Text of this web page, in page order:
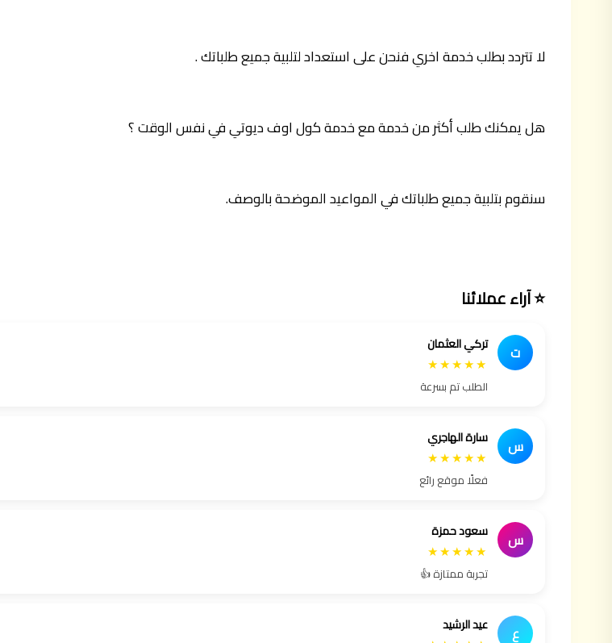
لا تتردد بطلب خدمة اخري فنحن على استعداد لتلبية جميع طلباتك .
هل يمكنك طلب أكثر من خدمة مع خدمة كول اوف ديوتي في نفس الوقت ؟
سنقوم بتلبية جميع طلباتك في المواعيد الموضحة بالوصف.
⭐ آراء عملائنا
ت تركي العثمان
★★★★★
الطلب تم بسرعة
س سارة الهاجري
★★★★★
فعلًا موقع رائع
س سعود حمزة
★★★★★
تجربة ممتازة 👍
ع عيد الرشيد